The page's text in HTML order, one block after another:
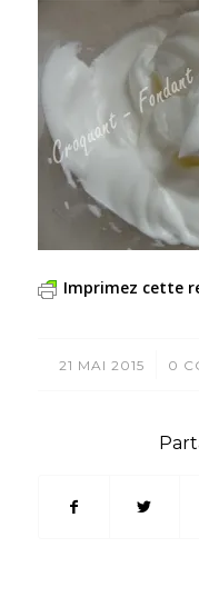
Imprimez cette
21 MAI 2015
/ 0